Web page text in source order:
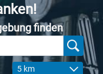
finden
5 km